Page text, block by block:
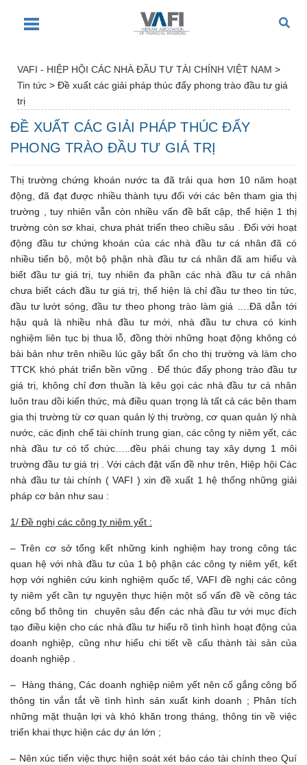
VAFI - HIỆP HỘI CÁC NHÀ ĐẦU TƯ TÀI CHÍNH VIỆT NAM >
Tin tức > Đề xuất các giải pháp thúc đẩy phong trào đầu tư giá
trị
ĐỀ XUẤT CÁC GIẢI PHÁP THÚC ĐẨY
PHONG TRÀO ĐẦU TƯ GIÁ TRỊ
Thị trường chứng khoán nước ta đã trải qua hơn 10 năm hoạt
động, đã đạt được nhiều thành tựu đối với các bên tham gia thị
trường , tuy nhiên vẫn còn nhiều vấn đề bất cập, thể hiện 1 thị
trường còn sơ khai, chưa phát triển theo chiều sâu . Đối với hoạt
động đầu tư chứng khoán của các nhà đầu tư cá nhân đã có
nhiều tiến bộ, một bộ phận nhà đầu tư cá nhân đã am hiểu và
biết đầu tư giá trị, tuy nhiên đa phần các nhà đầu tư cá nhân
chưa biết cách đầu tư giá trị, thể hiện là chỉ đầu tư theo tin tức,
đầu tư lướt sóng, đầu tư theo phong trào làm giá ….Đã dẫn tới
hậu quả là nhiều nhà đầu tư mới, nhà đầu tư chưa có kinh
nghiệm liên tục bị thua lỗ, đồng thời những hoạt động không có
bài bản như trên nhiều lúc gây bất ổn cho thị trường và làm cho
TTCK khó phát triển bền vững . Để thúc đẩy phong trào đầu tư
giá trị, không chỉ đơn thuần là kêu gọi các nhà đầu tư cá nhân
luôn trau dồi kiến thức, mà điều quan trọng là tất cả các bên tham
gia thị trường từ cơ quan quản lý thị trường, cơ quan quản lý nhà
nước, các định chế tài chính trung gian, các công ty niêm yết, các
nhà đầu tư có tổ chức…..đều phải chung tay xây dựng 1 môi
trường đầu tư giá trị . Với cách đặt vấn đề như trên, Hiệp hội Các
nhà đầu tư tài chính ( VAFI ) xin đề xuất 1 hệ thống những giải
pháp cơ bản như sau :
1/ Đề nghị các công ty niêm yết :
– Trên cơ sở tổng kết những kinh nghiệm hay trong công tác
quan hệ với nhà đầu tư của 1 bộ phận các công ty niêm yết, kết
hợp với nghiên cứu kinh nghiệm quốc tế, VAFI đề nghị các công
ty niêm yết cần tự nguyện thực hiện một số vấn đề về công tác
công bố thông tin chuyên sâu đến các nhà đầu tư với mục đích
tạo điều kiện cho các nhà đầu tư hiểu rõ tình hình hoạt động của
doanh nghiệp, cũng như hiểu chi tiết về cấu thành tài sản của
doanh nghiệp .
– Hàng tháng, Các doanh nghiệp niêm yết nên cố gắng công bố
thông tin vắn tắt về tình hình sản xuất kinh doanh ; Phân tích
những mặt thuận lợi và khó khăn trong tháng, thông tin về việc
triển khai thực hiện các dự án lớn ;
– Nên xúc tiến việc thực hiện soát xét báo cáo tài chính theo Quí